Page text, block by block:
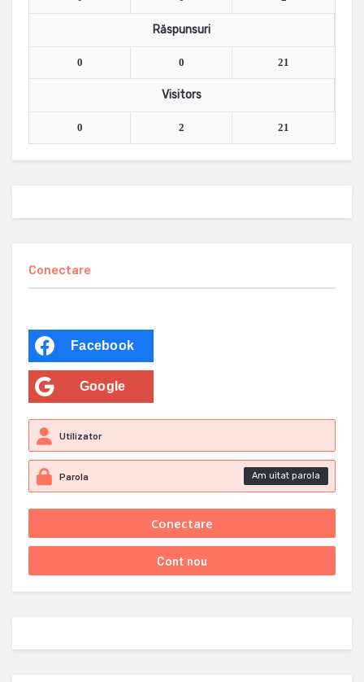
Răspunsuri
0 0 21
Visitors
0 2 21
Conectare
Facebook
Google
Am uitat parola